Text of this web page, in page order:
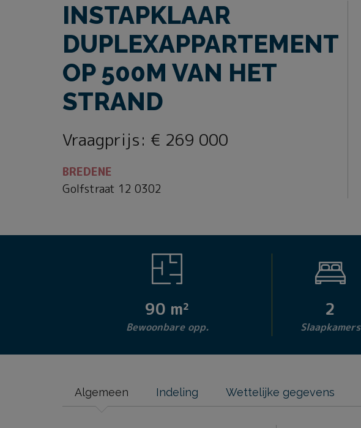
INSTAPKLAAR
DUPLEXAPPARTEMENT
OP 500M VAN HET
STRAND
Vraagprijs: € 269 000
BREDENE
Golfstraat 12 0302
90 m²
Bewoonbare opp.
2
Slaapkamers
Algemeen Indeling Wettelijke gegevens